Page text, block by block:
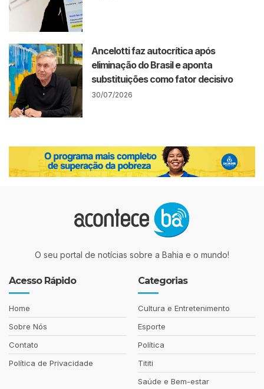
Ancelotti faz autocrítica após
eliminação do Brasil e aponta
substituições como fator decisivo
30/07/2026
O seu portal de notícias sobre a Bahia e o mundo!
Acesso Rápido
Home
Sobre Nós
Contato
Política de Privacidade
Categorias
Cultura e Entretenimento
Esporte
Política
Tititi
Saúde e Bem-estar